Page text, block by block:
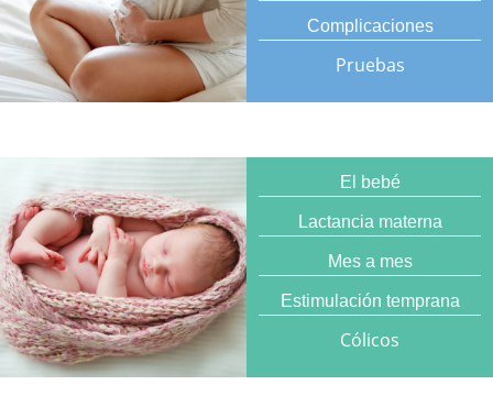
Complicaciones
Pruebas
El bebé
Lactancia materna
Mes a mes
Estimulación temprana
Cólicos